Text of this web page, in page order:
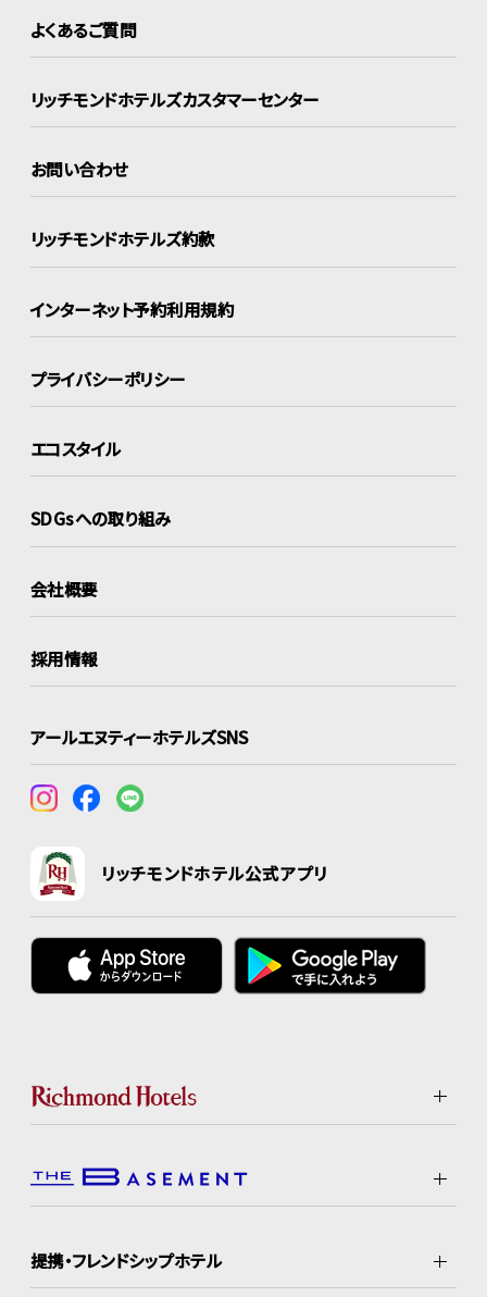
よくあるご質問
リッチモンドホテルズカスタマーセンター
お問い合わせ
リッチモンドホテルズ約款
インターネット予約利用規約
プライバシーポリシー
エコスタイル
SDGsへの取り組み
会社概要
採用情報
アールエヌティーホテルズSNS
リッチモンドホテル公式アプリ
提携・フレンドシップホテル